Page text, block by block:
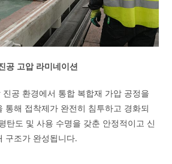
공 고압 라미네이션
공 환경에서 통합 복합재 가압 공정을
통해 접착제가 완전히 침투하고 경화되
탄도 및 사용 수명을 갖춘 안정적이고 신
구조가 완성됩니다.